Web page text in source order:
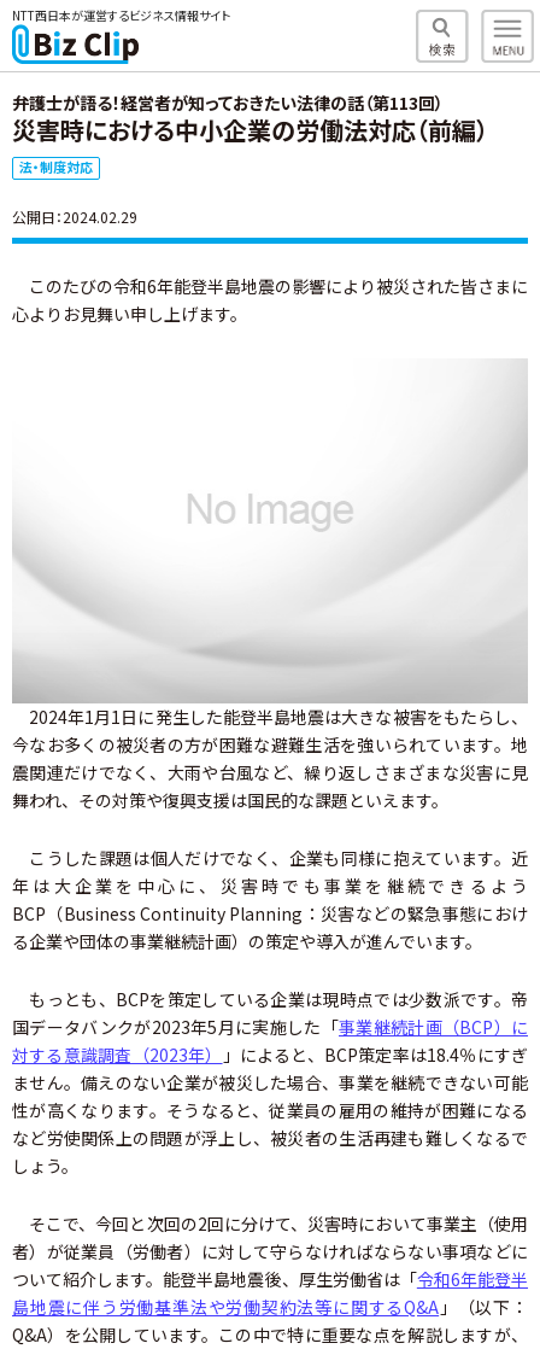
NTT西日本が運営するビジネス情報サイト
弁護士が語る！経営者が知っておきたい法律の話（第113回）
災害時における中小企業の労働法対応（前編）
法・制度対応
公開日：2024.02.29
このたびの令和6年能登半島地震の影響により被災された皆さまに
心よりお見舞い申し上げます。
2024年1月1日に発生した能登半島地震は大きな被害をもたらし、
今なお多くの被災者の方が困難な避難生活を強いられています。地
震関連だけでなく、大雨や台風など、繰り返しさまざまな災害に見
舞われ、その対策や復興支援は国民的な課題といえます。
こうした課題は個人だけでなく、企業も同様に抱えています。近
年は大企業を中心に、災害時でも事業を継続できるよう
BCP（Business Continuity Planning：災害などの緊急事態におけ
る企業や団体の事業継続計画）の策定や導入が進んでいます。
もっとも、BCPを策定している企業は現時点では少数派です。帝
国データバンクが2023年5月に実施した「事業継続計画（BCP）に
対する意識調査（2023年）
」によると、BCP策定率は18.4％にすぎ
ません。備えのない企業が被災した場合、事業を継続できない可能
性が高くなります。そうなると、従業員の雇用の維持が困難になる
など労使関係上の問題が浮上し、被災者の生活再建も難しくなるで
しょう。
そこで、今回と次回の2回に分けて、災害時において事業主（使用
者）が従業員（労働者）に対して守らなければならない事項などに
ついて紹介します。能登半島地震後、厚生労働省は「令和6年能登半
島地震に伴う労働基準法や労働契約法等に関するQ&A 」（以下：
Q&A）を公開しています。この中で特に重要な点を解説しますが、